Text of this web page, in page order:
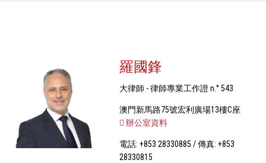
羅國鋒
大律師 - 律師專業工作證 n.° 543
澳門新馬路75號宏利廣場13樓C座
辦公室資料
電話: +853 28330885 / 傳真: +853
28330815